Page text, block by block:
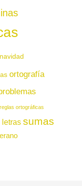
navidad
ortografía
reglas ortográficas
letras sumas